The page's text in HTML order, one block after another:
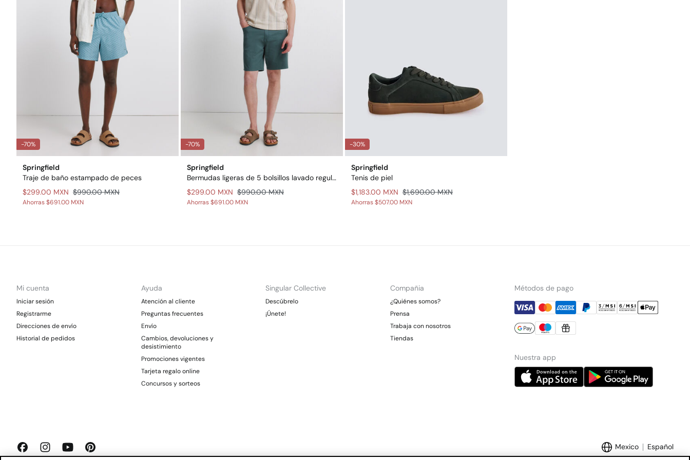
-70%
Springfield
Traje de baño estampado de peces
$299.00 MXN $990.00 MXN
Ahorras$691.00 MXN
-70%
Springfield
Bermudas ligeras de 5 bolsillos lavado regular fit
$299.00 MXN $990.00 MXN
Ahorras$691.00 MXN
-30%
Springfield
Tenis de piel
$1,183.00 MXN $1,690.00 MXN
Ahorras$507.00 MXN
Mi cuenta
Iniciar sesión
Registrarme
Direcciones de envío
Historial de pedidos
Ayuda
Atención al cliente
Preguntas frecuentes
Envío
Cambios, devoluciones y
desistimiento
Promociones vigentes
Tarjeta regalo online
Concursos y sorteos
Singular Collective
Descúbrelo
¡Únete!
Compañia
¿Quiénes somos?
Prensa
Trabaja con nosotros
Tiendas
Métodos de pago
Nuestra app
Mexico Español